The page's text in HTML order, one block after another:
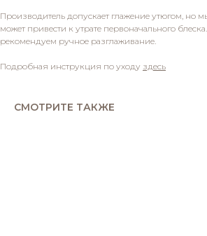
Производитель допускает глажение утюгом, но
может привести к утрате первоначального
рекомендуем ручное разглаживание.
Подробная инструкция по уходу здесь
СМОТРИТЕ ТАКЖЕ